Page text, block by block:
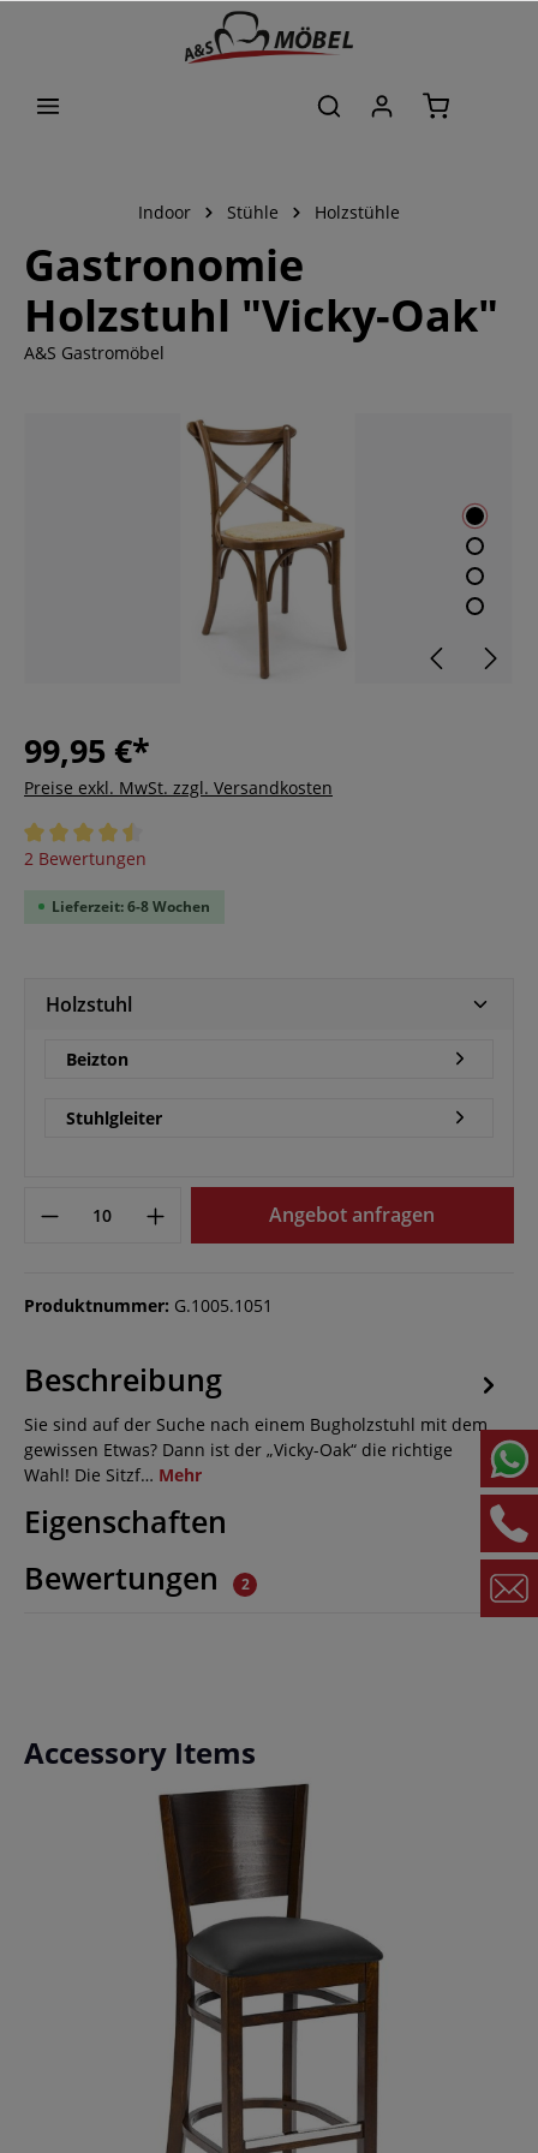
Indoor Stühle Holzstühle
Gastronomie
Holzstuhl "Vicky-Oak"
A&S Gastromöbel
99,95 €*
Preise exkl. MwSt. zzgl. Versandkosten
Durchschnittliche Bewertung von 4.5 von 5 Sternen
2 Bewertungen
Lieferzeit: 6-8 Wochen
Holzstuhl
Beizton
Stuhlgleiter
Angebot anfragen
Produktnummer: G.1005.1051
Beschreibung
Sie sind auf der Suche nach einem Bugholzstuhl mit dem
gewissen Etwas? Dann ist der „Vicky-Oak“ die richtige
Wahl! Die Sitzf… Mehr
Eigenschaften
Bewertungen
2
Produktgalerie überspringen
Accessory Items